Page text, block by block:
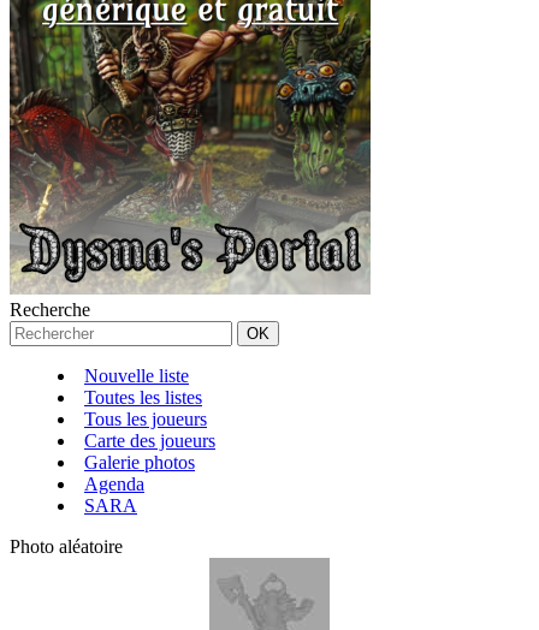
Recherche
Nouvelle liste
Toutes les listes
Tous les joueurs
Carte des joueurs
Galerie photos
Agenda
SARA
Photo aléatoire